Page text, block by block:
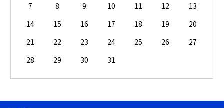
7
8 9 10 11 12
13
14
15 16 17 18 19
20
21
22 23 24 25 26
27
28
29 30 31